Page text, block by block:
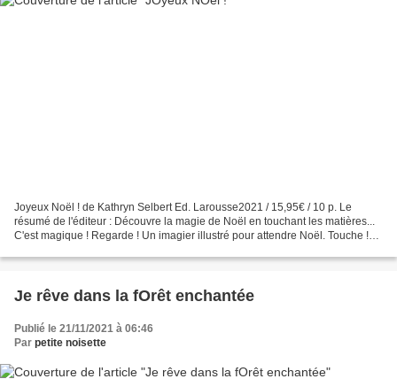
Joyeux Noël ! de Kathryn Selbert Ed. Larousse2021 / 15,95€ / 10 p. Le
résumé de l'éditeur : Découvre la magie de Noël en touchant les matières...
C'est magique ! Regarde ! Un imagier illustré pour attendre Noël. Touche !
Je rêve dans la fOrêt enchantée
Publié le 21/11/2021 à 06:46
Par petite noisette